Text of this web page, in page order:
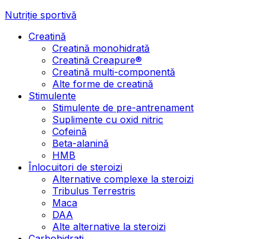
Nutriție sportivă
Creatină
Creatină monohidrată
Creatină Creapure®
Creatină multi-componentă
Alte forme de creatină
Stimulente
Stimulente de pre-antrenament
Suplimente cu oxid nitric
Cofeină
Beta-alanină
HMB
Înlocuitori de steroizi
Alternative complexe la steroizi
Tribulus Terrestris
Maca
DAA
Alte alternative la steroizi